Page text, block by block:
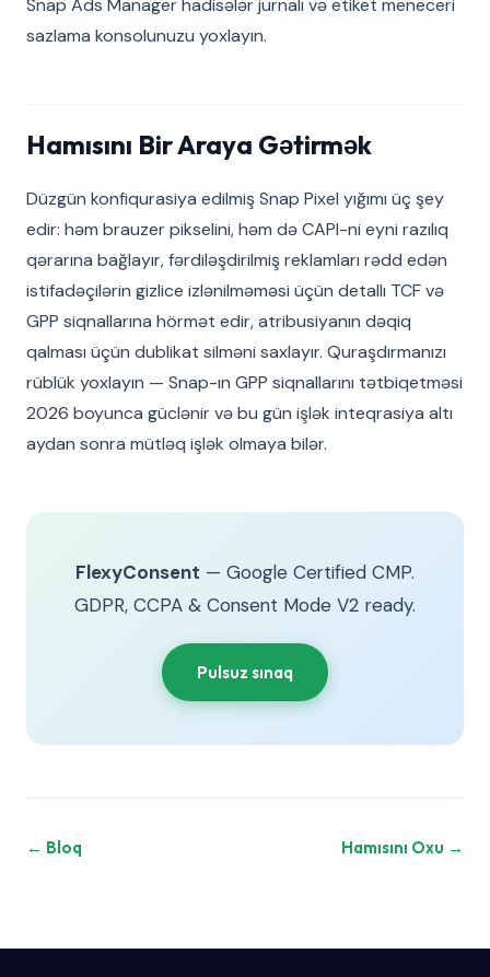
Snap Ads Manager hadisələr jurnalı və etiket meneceri
sazlama konsolunuzu yoxlayın.
Hamısını Bir Araya Gətirmək
Düzgün konfiqurasiya edilmiş Snap Pixel yığımı üç şey
edir: həm brauzer pikselini, həm də CAPI-ni eyni razılıq
qərarına bağlayır, fərdiləşdirilmiş reklamları rədd edən
istifadəçilərin gizlice izlənilməməsi üçün detallı TCF və
GPP siqnallarına hörmət edir, atribusiyanın dəqiq
qalması üçün dublikat silməni saxlayır. Quraşdırmanızı
rüblük yoxlayın — Snap-ın GPP siqnallarını tətbiqetməsi
2026 boyunca güclənir və bu gün işlək inteqrasiya altı
aydan sonra mütləq işlək olmaya bilər.
FlexyConsent — Google Certified CMP.
GDPR, CCPA & Consent Mode V2 ready.
Pulsuz sınaq
← Bloq Hamısını Oxu →